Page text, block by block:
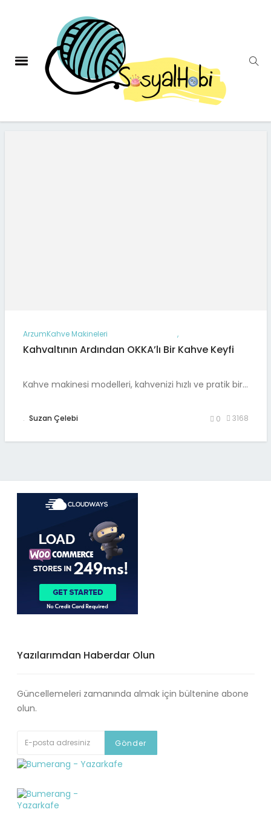
Arzum ,
Kahve Makineleri
Kahvaltının Ardından OKKA’lı Bir Kahve Keyfi
Kahve makinesi modelleri, kahvenizi hızlı ve pratik bir…
. Suzan Çelebi 0 3168
Yazılarımdan Haberdar Olun
Güncellemeleri zamanında almak için bültenine abone
olun.